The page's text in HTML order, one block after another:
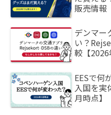
販売情報
デンマー
い？
較【2026
EESで何
入国を実
月時点】